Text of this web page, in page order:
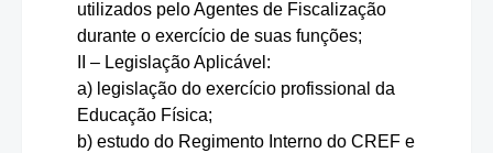
utilizados pelo Agentes de Fiscalização
durante o exercício de suas funções;
II – Legislação Aplicável:
a) legislação do exercício profissional da
Educação Física;
b) estudo do Regimento Interno do CREF e